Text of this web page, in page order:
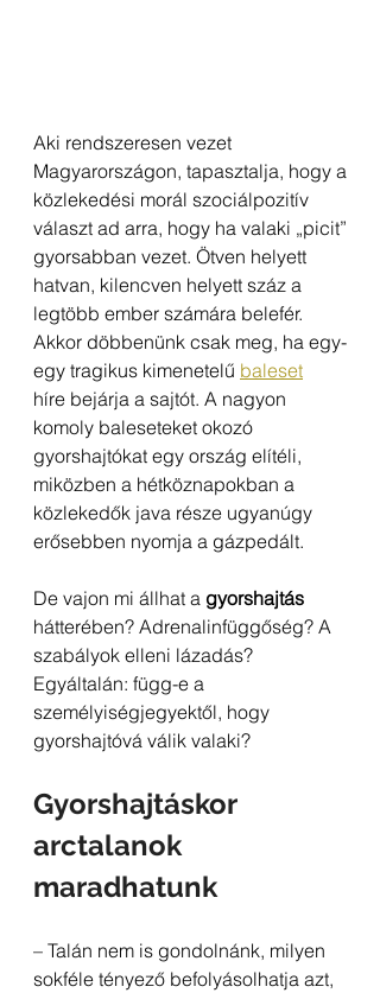
Aki rendszeresen vezet
Magyarországon, tapasztalja, hogy a
közlekedési morál szociálpozitív
választ ad arra, hogy ha valaki „picit”
gyorsabban vezet. Ötven helyett
hatvan, kilencven helyett száz a
legtöbb ember számára belefér.
Akkor döbbenünk csak meg, ha egy-
egy tragikus kimenetelű baleset
híre bejárja a sajtót. A nagyon
komoly baleseteket okozó
gyorshajtókat egy ország elítéli,
miközben a hétköznapokban a
közlekedők java része ugyanúgy
erősebben nyomja a gázpedált.
De vajon mi állhat a gyorshajtás
hátterében? Adrenalinfüggőség? A
szabályok elleni lázadás?
Egyáltalán: függ-e a
személyiségjegyektől, hogy
gyorshajtóvá válik valaki?
Gyorshajtáskor
arctalanok
maradhatunk
– Talán nem is gondolnánk, milyen
sokféle tényező befolyásolhatja azt,